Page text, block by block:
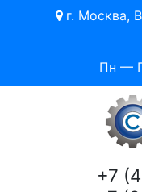
г. Москва,
Пн —
+7